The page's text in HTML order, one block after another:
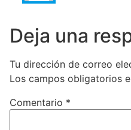
Deja una
Tu dirección de correo
Los campos obligatorios
Comentario *